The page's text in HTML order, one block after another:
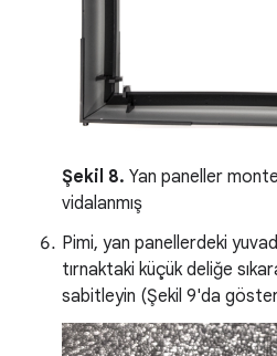
Şekil 8. Yan paneller
vidalanmış
Pimi, yan panellerdeki
tırnaktaki küçük deliğe
sabitleyin (Şekil 9'da